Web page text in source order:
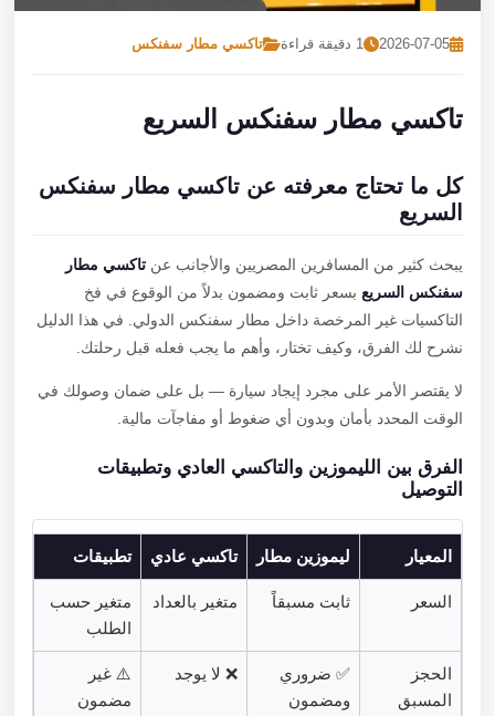
2026-07-05 1 دقيقة قراءة تاكسي مطار سفنكس
تاكسي مطار سفنكس السريع
كل ما تحتاج معرفته عن تاكسي مطار سفنكس
السريع
يبحث كثير من المسافرين المصريين والأجانب عنتاكسي مطار
سفنكس السريع بسعر ثابت ومضمون بدلاً من الوقوع في فخ
التاكسيات غير المرخصة داخل مطار سفنكس الدولي. في هذا الدليل
نشرح لك الفرق، وكيف تختار، وأهم ما يجب فعله قبل رحلتك.
لا يقتصر الأمر على مجرد إيجاد سيارة — بل على ضمان وصولك في
الوقت المحدد بأمان وبدون أي ضغوط أو مفاجآت مالية.
الفرق بين الليموزين والتاكسي العادي وتطبيقات
التوصيل
المعيار ليموزين مطار تاكسي عادي تطبيقات
السعر ثابت مسبقاً متغير بالعداد
متغير حسب
الطلب
الحجز
المسبق
✅ ضروري
ومضمون
❌ لا يوجد
⚠️ غير
مضمون